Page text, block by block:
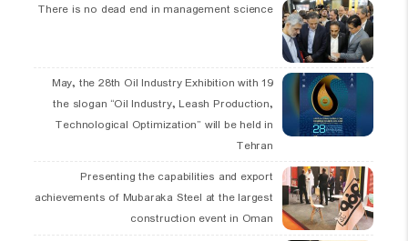
There is no dead end in management science
19 May, the 28th Oil Industry Exhibition with
the slogan “Oil Industry, Leash Production,
Technological Optimization” will be held in
Tehran
Presenting the capabilities and export
achievements of Mubaraka Steel at the largest
construction event in Oman